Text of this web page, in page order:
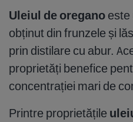
Uleiul de oregano este
obținut din frunzele și
prin distilare cu abur.
proprietăți benefice
concentrației mari de
Printre proprietățile